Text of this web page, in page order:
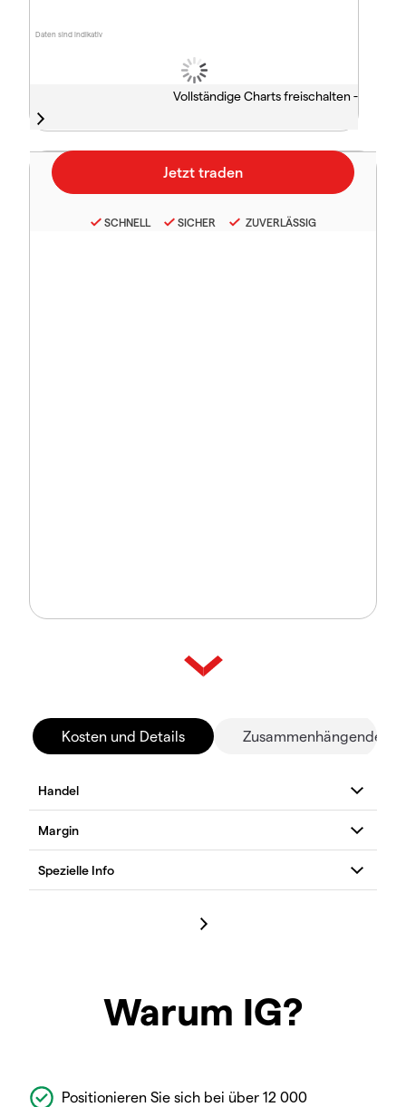
Daten sind indikativ
Vollständige Charts freischalten -
SCHNELL SICHER ZUVERLÄSSIG
Kosten und Details Zusammenhängende
Warum IG?
Positionieren Sie sich bei über 12 000